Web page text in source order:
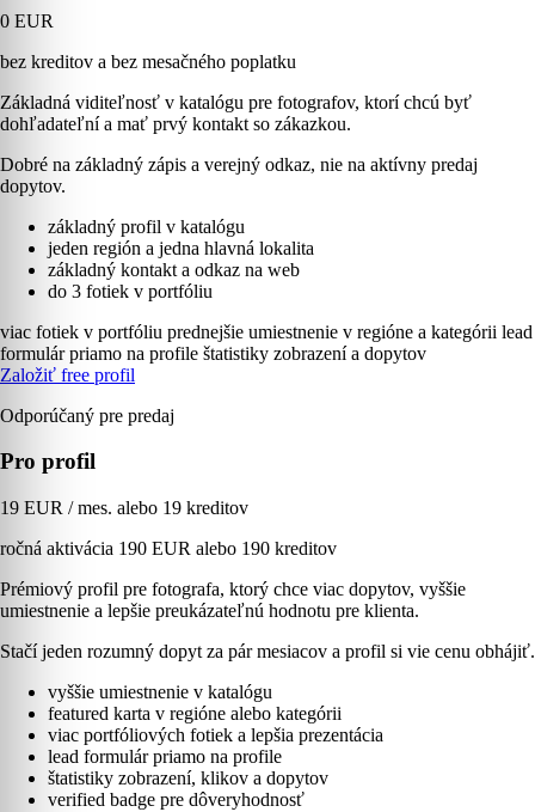
0 EUR
bez kreditov a bez mesačného poplatku
Základná viditeľnosť v katalógu pre fotografov, ktorí chcú byť
dohľadateľní a mať prvý kontakt so zákazkou.
Dobré na základný zápis a verejný odkaz, nie na aktívny predaj
dopytov.
základný profil v katalógu
jeden región a jedna hlavná lokalita
základný kontakt a odkaz na web
do 3 fotiek v portfóliu
viac fotiek v portfóliu prednejšie umiestnenie v regióne a kategórii lead
formulár priamo na profile štatistiky zobrazení a dopytov
Založiť free profil
Odporúčaný pre predaj
Pro profil
19 EUR / mes. alebo 19 kreditov
ročná aktivácia 190 EUR alebo 190 kreditov
Prémiový profil pre fotografa, ktorý chce viac dopytov, vyššie
umiestnenie a lepšie preukázateľnú hodnotu pre klienta.
Stačí jeden rozumný dopyt za pár mesiacov a profil si vie cenu obhájiť.
vyššie umiestnenie v katalógu
featured karta v regióne alebo kategórii
viac portfóliových fotiek a lepšia prezentácia
lead formulár priamo na profile
štatistiky zobrazení, klikov a dopytov
verified badge pre dôveryhodnosť